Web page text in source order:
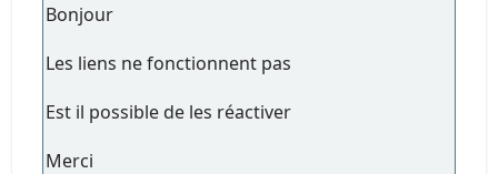
Bonjour
Les liens ne fonctionnent pas
Est il possible de les réactiver
Merci